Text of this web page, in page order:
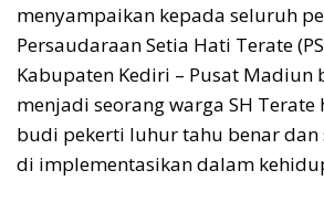
menyampaikan kepada seluruh
Persaudaraan Setia Hati Terate
Kabupaten Kediri – Pusat Madiun
menjadi seorang warga SH
budi pekerti luhur tahu benar dan
di implementasikan dalam